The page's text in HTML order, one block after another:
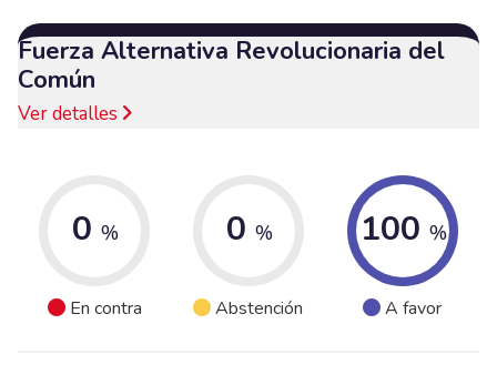
Fuerza Alternativa Revolucionaria del
Común
Ver detalles
0 %
En contra
0 %
Abstención
100 %
A favor